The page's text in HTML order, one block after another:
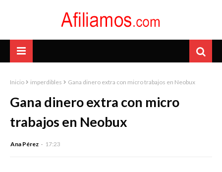
Inicio imperdibles Gana dinero extra con micro trabajos en Neobux
Gana dinero extra con micro
trabajos en Neobux
Ana Pérez 17:23